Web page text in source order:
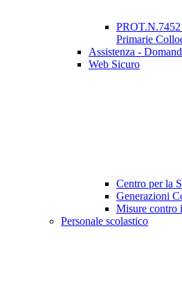
Primarie
Assistenza -
Web Sicuro
Centro per la
Generazioni
Misure contro
Personale scolastico